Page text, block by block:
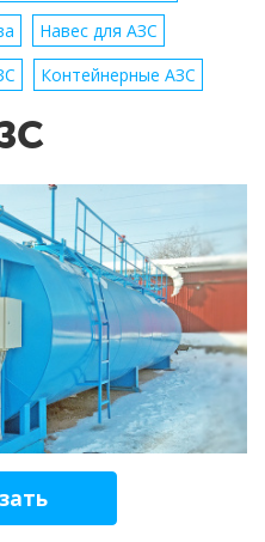
Навес для АЗС
Контейнерные АЗС